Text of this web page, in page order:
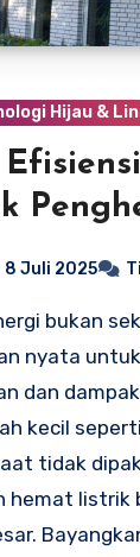
Hijau &
8 Juli 2025
bukan
nyata
dan
kecil
tidak
hemat listrik